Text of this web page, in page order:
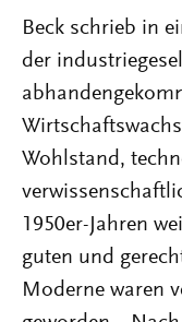
Beck schrieb in
der
Wohlstand,
1950er-Jahren
guten und
Moderne waren